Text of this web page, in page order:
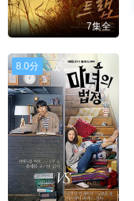
7集全
8.0分